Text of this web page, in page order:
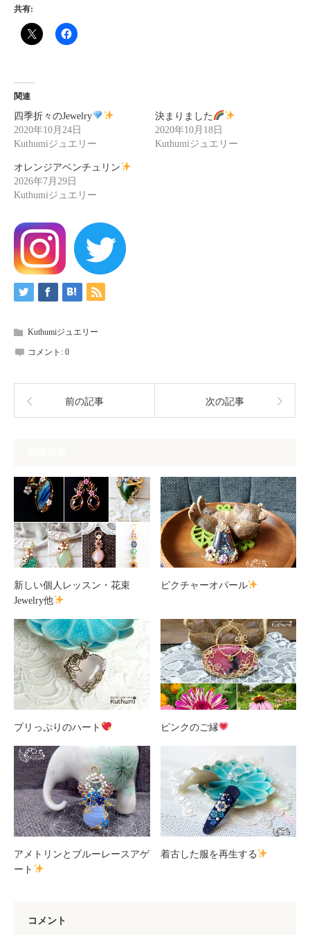
共有:
関連
四季折々のJewelry
2020年10月24日
Kuthumiジュエリー
決まりました
2020年10月18日
Kuthumiジュエリー
オレンジアベンチュリン
2026年7月29日
Kuthumiジュエリー
Kuthumiジュエリー
コメント: 0
前の記事 次の記事
新しい個人レッスン・花束
Jewelry他
ピクチャーオパール
プリっぷりのハート ピンクのご縁
アメトリンとブルーレースアゲ
ート
着古した服を再生する
コメント